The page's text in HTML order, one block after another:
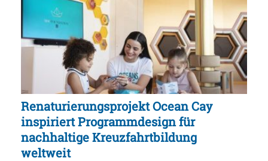
Renaturierungsprojekt Ocean Cay
inspiriert Programmdesign für
nachhaltige Kreuzfahrtbildung
weltweit